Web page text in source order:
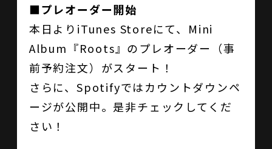
■プレオーダー開始
本日よりiTunes Storeにて、Mini
Album『Roots』のプレオーダー（事
前予約注文）がスタート！
さらに、Spotifyではカウントダウンペ
ージが公開中。是非チェックしてくだ
さい！